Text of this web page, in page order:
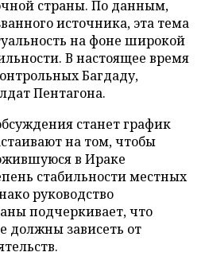
страны. По данным,
источника, эта тема
на фоне широкой
В настоящее время
Багдаду,
Пентагона.
станет график
на том, чтобы
в Ираке
стабильности местных
руководство
подчеркивает, что
должны зависеть от